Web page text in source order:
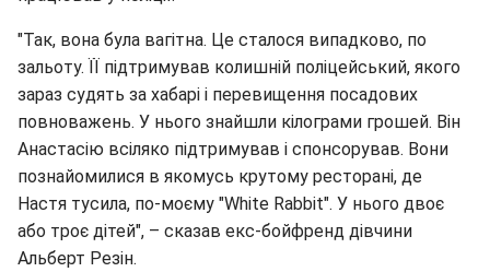
"Так, вона була вагітна. Це сталося випадково, по
зальоту. ЇЇ підтримував колишній поліцейський, якого
зараз судять за хабарі і перевищення посадових
повноважень. У нього знайшли кілограми грошей. Він
Анастасію всіляко підтримував і спонсорував. Вони
познайомилися в якомусь крутому ресторані, де
Настя тусила, по-моєму "White Rabbit". У нього двоє
або троє дітей", – сказав екс-бойфренд дівчини
Альберт Резін.